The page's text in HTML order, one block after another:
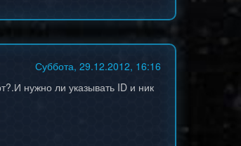
Суббота, 29.12.2012, 16:16
нужно ли указывать ID и ник